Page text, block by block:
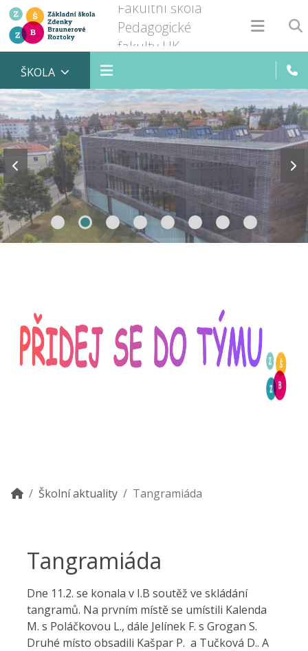
Fakultní škola
Pedagogické
fakulty UK
ŠKOLA
Školní aktuality Tangramiáda
Tangramiáda
Dne 11.2. se konala v I.B soutěž ve skládání
tangramů. Na prvním místě se umístili Kalenda
M. s Poláčkovou L., dále Jelínek F. s Grogan S.
Druhé místo obsadili Kašpar P. a Tučková D.. A